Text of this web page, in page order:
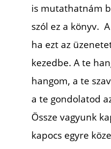
is mutathatnám
szól ez a könyv.
ha ezt az
kezedbe. A te
hangom, a te
a te gondolatod
Össze vagyunk
kapocs egyre